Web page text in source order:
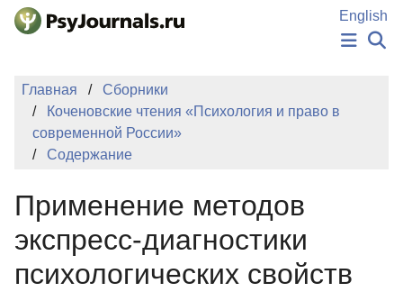
Перейти к основному содержанию
English
НОВОСТИ
ИЗДАНИЯ
Регистрация
Главная
Сборники
Коченовские чтения «Психология и право в
современной России»
Содержание
Применение методов
экспресс-диагностики
психологических свойств